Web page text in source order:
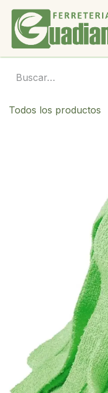
Ir al contenido
Todos los productos